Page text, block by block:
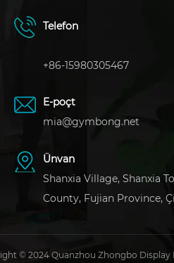
Telefon
+86-15980305467
E-poçt
mia@gymbong.net
Ünvan
Shanxia Village, Shanxia
County, Fujian Province,
© 2024 Quanzhou Zhongbo